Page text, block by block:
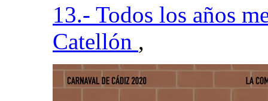
13.- Todos los años
Catellón ,